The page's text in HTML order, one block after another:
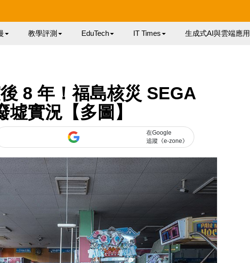
教學評測 EduTech IT Times 生成式AI與雲端應用
8 年！福島核災 SEGA
實況【多圖】
在Google
追蹤《e-zone》